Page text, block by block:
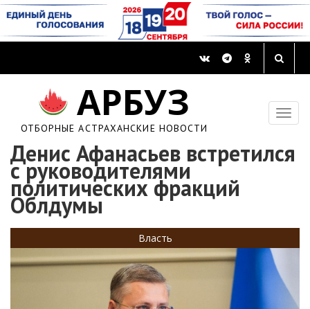
АРБУЗ
ОТБОРНЫЕ АСТРАХАНСКИЕ НОВОСТИ
Денис Афанасьев встретился
с руководителями
политических фракций
Облдумы
Власть